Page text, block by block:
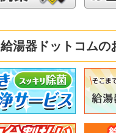
給湯器ドットコムの